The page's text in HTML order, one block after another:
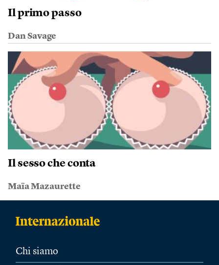
Il primo passo
Dan Savage
Il sesso che conta
Maïa Mazaurette
Chi siamo